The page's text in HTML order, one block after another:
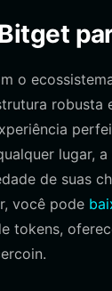
o
lugar,
de suas
você pode
tokens,